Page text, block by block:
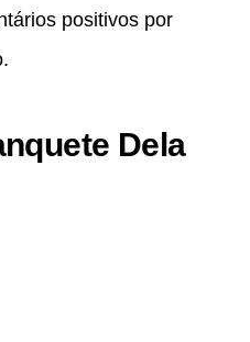
positivos por
Dela